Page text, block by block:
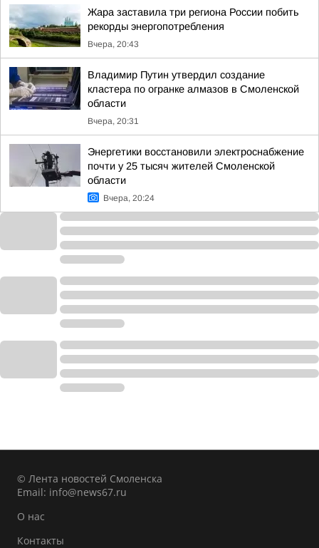
Жара заставила три региона России побить
рекорды энергопотребления
Вчера, 20:43
Владимир Путин утвердил создание
кластера по огранке алмазов в Смоленской
области
Вчера, 20:31
Энергетики восстановили электроснабжение
почти у 25 тысяч жителей Смоленской
области
Вчера, 20:24
© Лента новостей Смоленска
Email: info@news67.ru
О нас
Контакты